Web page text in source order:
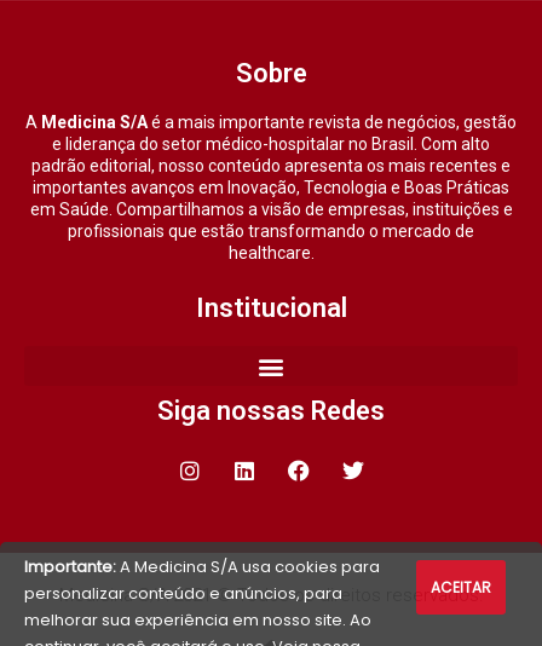
Sobre
A Medicina S/Aé a mais importante revista de negócios, gestão
e liderança do setor médico-hospitalar no Brasil. Com alto
padrão editorial, nosso conteúdo apresenta os mais recentes e
importantes avanços em Inovação, Tecnologia e Boas Práticas
em Saúde. Compartilhamos a visão de empresas, instituições e
profissionais que estão transformando o mercado de
healthcare.
Institucional
Siga nossas Redes
Medicina S/A 2021 © Todos os direitos reservados.
Importante:A Medicina S/A usa cookies para
personalizar conteúdo e anúncios, para
melhorar sua experiência em nosso site. Ao
ACEITAR